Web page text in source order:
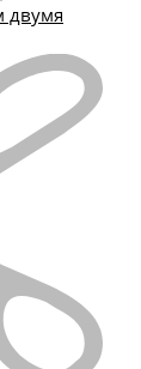
двумя